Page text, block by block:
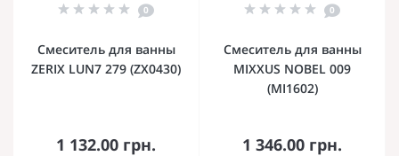
0
Смеситель для ванны
ZERIX LUN7 279 (ZX0430)
1 132.00 грн.
0
Смеситель для ванны
MIXXUS NOBEL 009
(MI1602)
1 346.00 грн.